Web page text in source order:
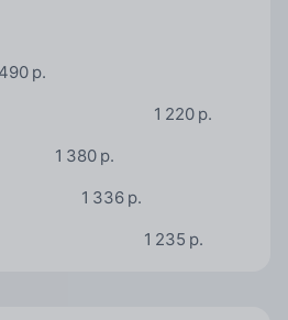
р.
1 220 р.
1 380 р.
1 336 р.
1 235 р.